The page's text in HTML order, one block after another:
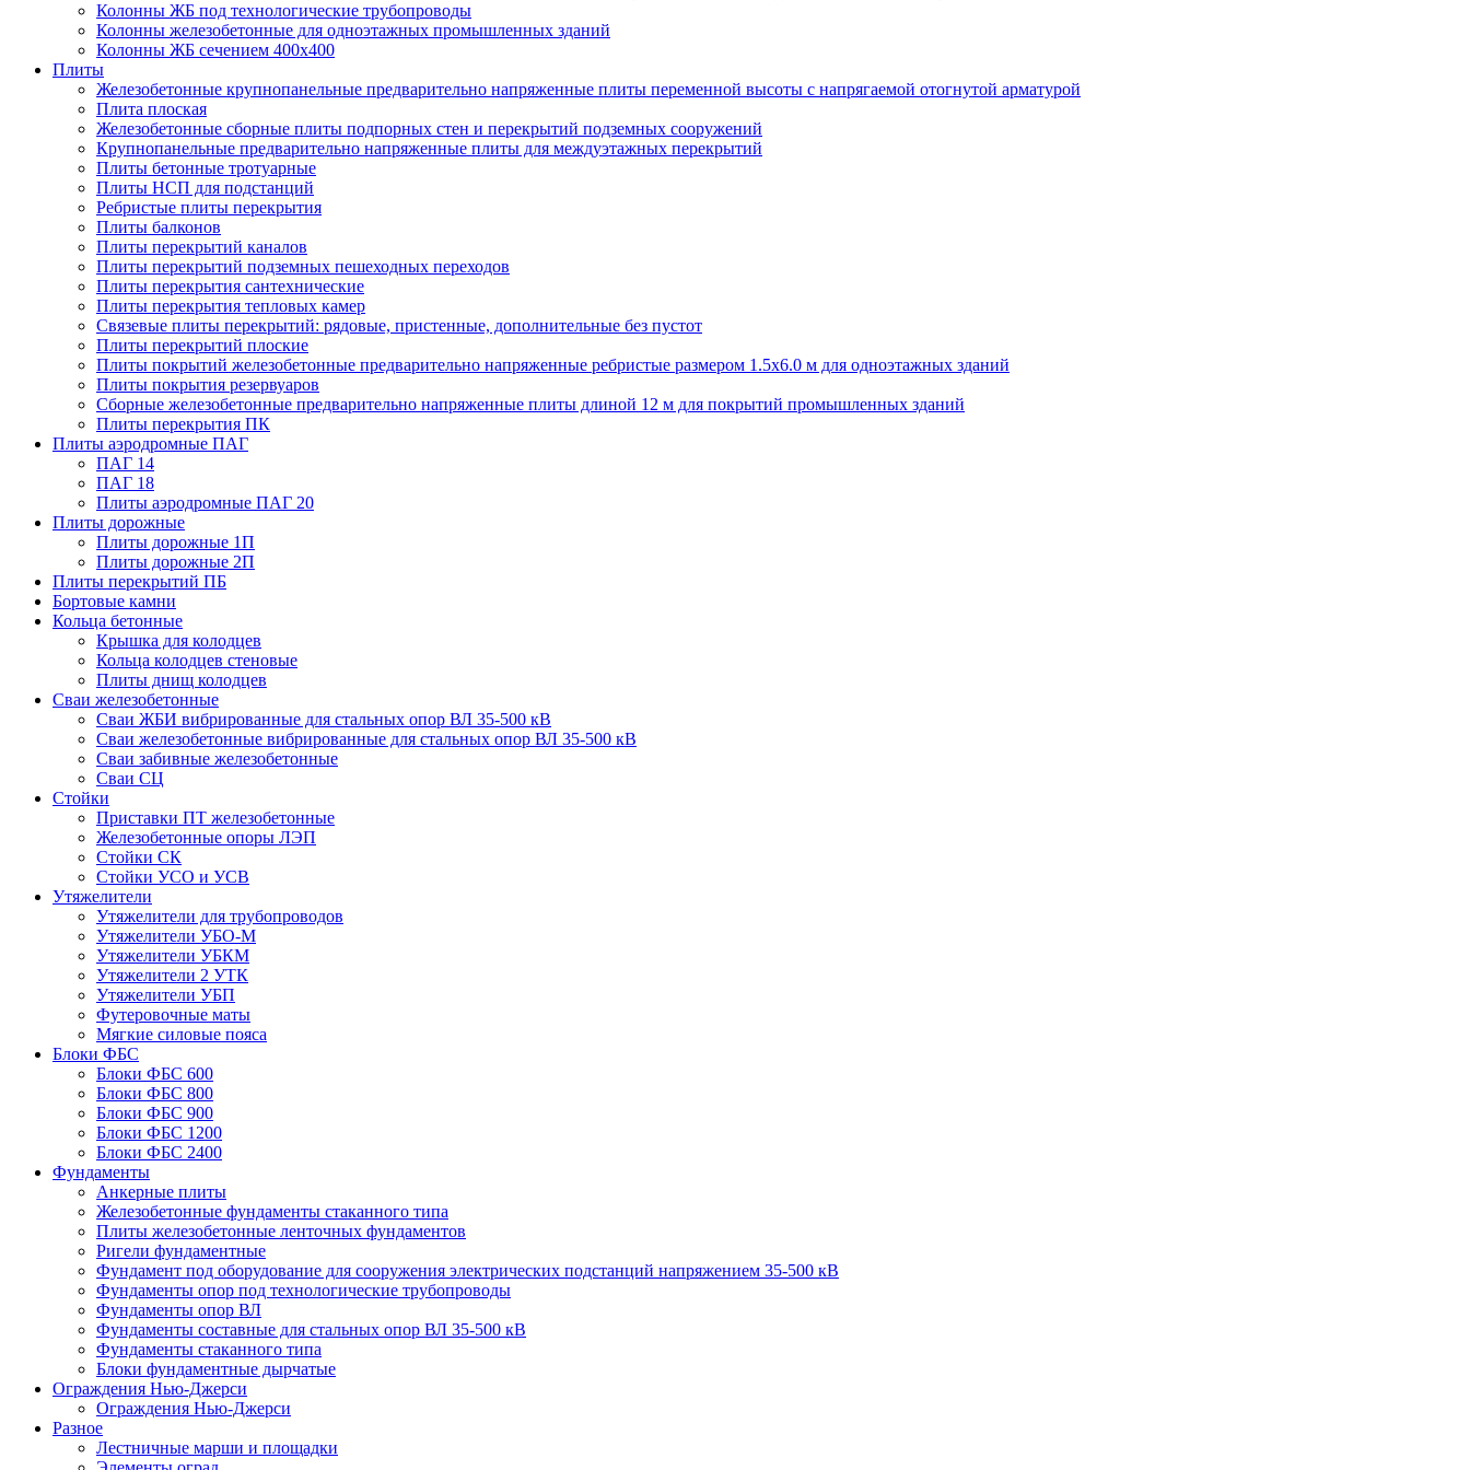
Колонны ЖБ под технологические трубопроводы
Колонны железобетонные для одноэтажных промышленных зданий
Колонны ЖБ сечением 400х400
Плиты
Железобетонные крупнопанельные предварительно напряженные плиты переменной высоты с напрягаемой отогнутой арматурой
Плита плоская
Железобетонные сборные плиты подпорных стен и перекрытий подземных сооружений
Крупнопанельные предварительно напряженные плиты для междуэтажных перекрытий
Плиты бетонные тротуарные
Плиты НСП для подстанций
Ребристые плиты перекрытия
Плиты балконов
Плиты перекрытий каналов
Плиты перекрытий подземных пешеходных переходов
Плиты перекрытия сантехнические
Плиты перекрытия тепловых камер
Связевые плиты перекрытий: рядовые, пристенные, дополнительные без пустот
Плиты перекрытий плоские
Плиты покрытий железобетонные предварительно напряженные ребристые размером 1.5х6.0 м для одноэтажных зданий
Плиты покрытия резервуаров
Сборные железобетонные предварительно напряженные плиты длиной 12 м для покрытий промышленных зданий
Плиты перекрытия ПК
Плиты аэродромные ПАГ
ПАГ 14
ПАГ 18
Плиты аэродромные ПАГ 20
Плиты дорожные
Плиты дорожные 1П
Плиты дорожные 2П
Плиты перекрытий ПБ
Бортовые камни
Кольца бетонные
Крышка для колодцев
Кольца колодцев стеновые
Плиты днищ колодцев
Сваи железобетонные
Сваи ЖБИ вибрированные для стальных опор ВЛ 35-500 кВ
Сваи железобетонные вибрированные для стальных опор ВЛ 35-500 кВ
Сваи забивные железобетонные
Сваи СЦ
Стойки
Приставки ПТ железобетонные
Железобетонные опоры ЛЭП
Стойки СК
Стойки УСО и УСВ
Утяжелители
Утяжелители для трубопроводов
Утяжелители УБО-М
Утяжелители УБКМ
Утяжелители 2 УТК
Утяжелители УБП
Футеровочные маты
Мягкие силовые пояса
Блоки ФБС
Блоки ФБС 600
Блоки ФБС 800
Блоки ФБС 900
Блоки ФБС 1200
Блоки ФБС 2400
Фундаменты
Анкерные плиты
Железобетонные фундаменты стаканного типа
Плиты железобетонные ленточных фундаментов
Ригели фундаментные
Фундамент под оборудование для сооружения электрических подстанций напряжением 35-500 кВ
Фундаменты опор под технологические трубопроводы
Фундаменты опор ВЛ
Фундаменты составные для стальных опор ВЛ 35-500 кВ
Фундаменты стаканного типа
Блоки фундаментные дырчатые
Ограждения Нью-Джерси
Ограждения Нью-Джерси
Разное
Лестничные марши и площадки